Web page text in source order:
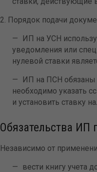
2. Порядок подачи
ИП на УСН
уведомления или
нулевой ставки
ИП на ПСН
необходимо указать
и установить ставку
Обязательства ИП
Независимо от
вести книгу учета